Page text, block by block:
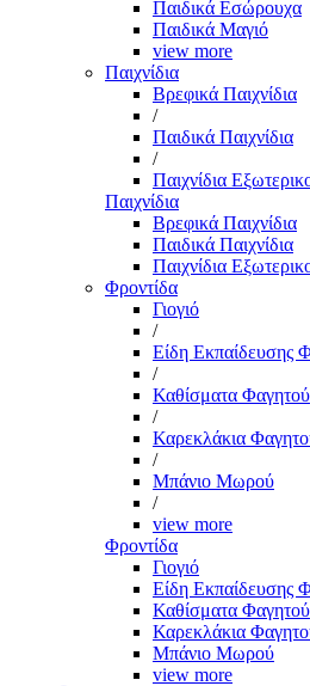
Παιδικά Εσώρουχα
Παιδικά Μαγιό
view more
Παιχνίδια
Βρεφικά Παιχνίδια
/
Παιδικά Παιχνίδια
/
Παιχνίδια
Παιχνίδια
Βρεφικά Παιχνίδια
Παιδικά Παιχνίδια
Παιχνίδια
Φροντίδα
Γιογιό
/
Είδη Εκπαίδευσης
/
Καθίσματα Φαγητού
/
Καρεκλάκια
/
Μπάνιο Μωρού
/
view more
Φροντίδα
Γιογιό
Είδη Εκπαίδευσης
Καθίσματα Φαγητού
Καρεκλάκια
Μπάνιο Μωρού
view more